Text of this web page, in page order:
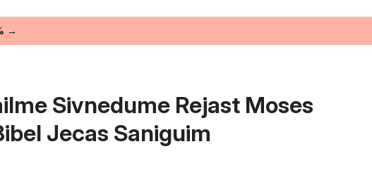
→
Sivnedume Rejast Moses
Jecas Saniguim